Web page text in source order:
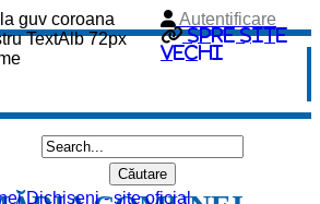
Spre site
vechi
Autentificare